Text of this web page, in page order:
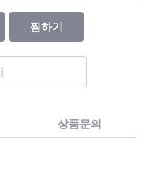
찜하기
상품문의